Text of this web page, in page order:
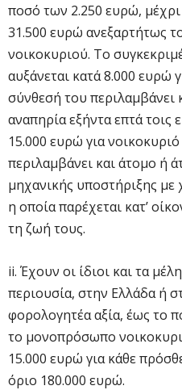
ποσό των 2.250 ευρώ,
31.500 ευρώ ανεξαρτήτως
νοικοκυριού. Το
αυξάνεται κατά 8.000 ευρώ
σύνθεσή του περιλαμβάνει
αναπηρία εξήντα επτά τοις
15.000 ευρώ για
περιλαμβάνει και άτομο ή
μηχανικής υποστήριξης
η οποία παρέχεται κατ’
τη ζωή τους.
ii. Έχουν οι ίδιοι και τα
περιουσία, στην Ελλάδα ή
φορολογητέα αξία, έως το
το μονοπρόσωπο
15.000 ευρώ για κάθε
όριο 180.000 ευρώ.